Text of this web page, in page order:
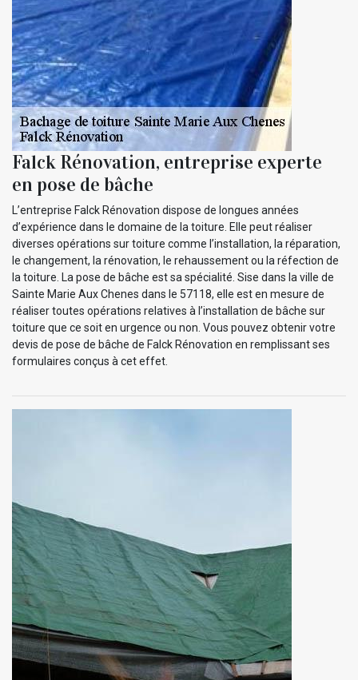
Falck Rénovation, entreprise experte
en pose de bâche
L’entreprise Falck Rénovation dispose de longues années
d’expérience dans le domaine de la toiture. Elle peut réaliser
diverses opérations sur toiture comme l’installation, la réparation,
le changement, la rénovation, le rehaussement ou la réfection de
la toiture. La pose de bâche est sa spécialité. Sise dans la ville de
Sainte Marie Aux Chenes dans le 57118, elle est en mesure de
réaliser toutes opérations relatives à l’installation de bâche sur
toiture que ce soit en urgence ou non. Vous pouvez obtenir votre
devis de pose de bâche de Falck Rénovation en remplissant ses
formulaires conçus à cet effet.